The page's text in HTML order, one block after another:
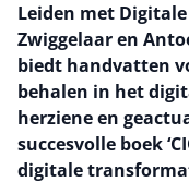
Leiden met
Zwiggelaar en
biedt handvatten
behalen in het
herziene en
succesvolle boek
digitale